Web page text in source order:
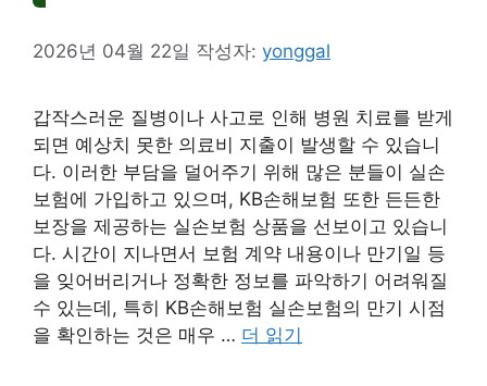
2026년 04월 22일 작성자: yonggal
갑작스러운 질병이나 사고로 인해 병원 치료를 받게
되면 예상치 못한 의료비 지출이 발생할 수 있습니
다. 이러한 부담을 덜어주기 위해 많은 분들이 실손
보험에 가입하고 있으며, KB손해보험 또한 든든한
보장을 제공하는 실손보험 상품을 선보이고 있습니
다. 시간이 지나면서 보험 계약 내용이나 만기일 등
을 잊어버리거나 정확한 정보를 파악하기 어려워질
수 있는데, 특히 KB손해보험 실손보험의 만기 시점
을 확인하는 것은 매우 … 더 읽기